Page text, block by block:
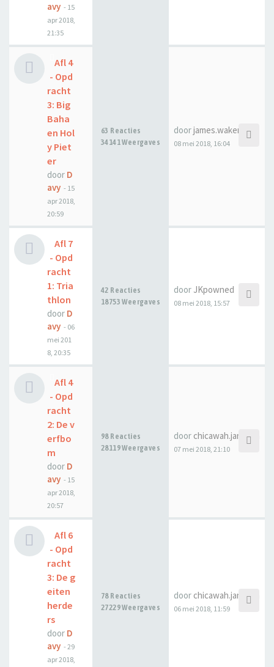
avy - 15
apr 2018,
21:35
Afl 4
- Opd
racht
3: Big
Baha
en Hol
y Piet
er
door D
avy - 15
apr 2018,
20:59
63 Reacties
34141 Weergaves
doorjames.waker
08 mei 2018, 16:04
Afl 7
- Opd
racht
1: Tria
thlon
door D
avy - 06
mei 201
8, 20:35
42 Reacties
18753 Weergaves
door JKpowned
08 mei 2018, 15:57
Afl 4
- Opd
racht
2: De v
erfbo
m
door D
avy - 15
apr 2018,
20:57
98 Reacties
28119 Weergaves
door chicawah.janssen
07 mei 2018, 21:10
Afl 6
- Opd
racht
3: De g
eiten
herde
rs
door D
avy - 29
apr 2018,
78 Reacties
27229 Weergaves
door chicawah.janssen
06 mei 2018, 11:59